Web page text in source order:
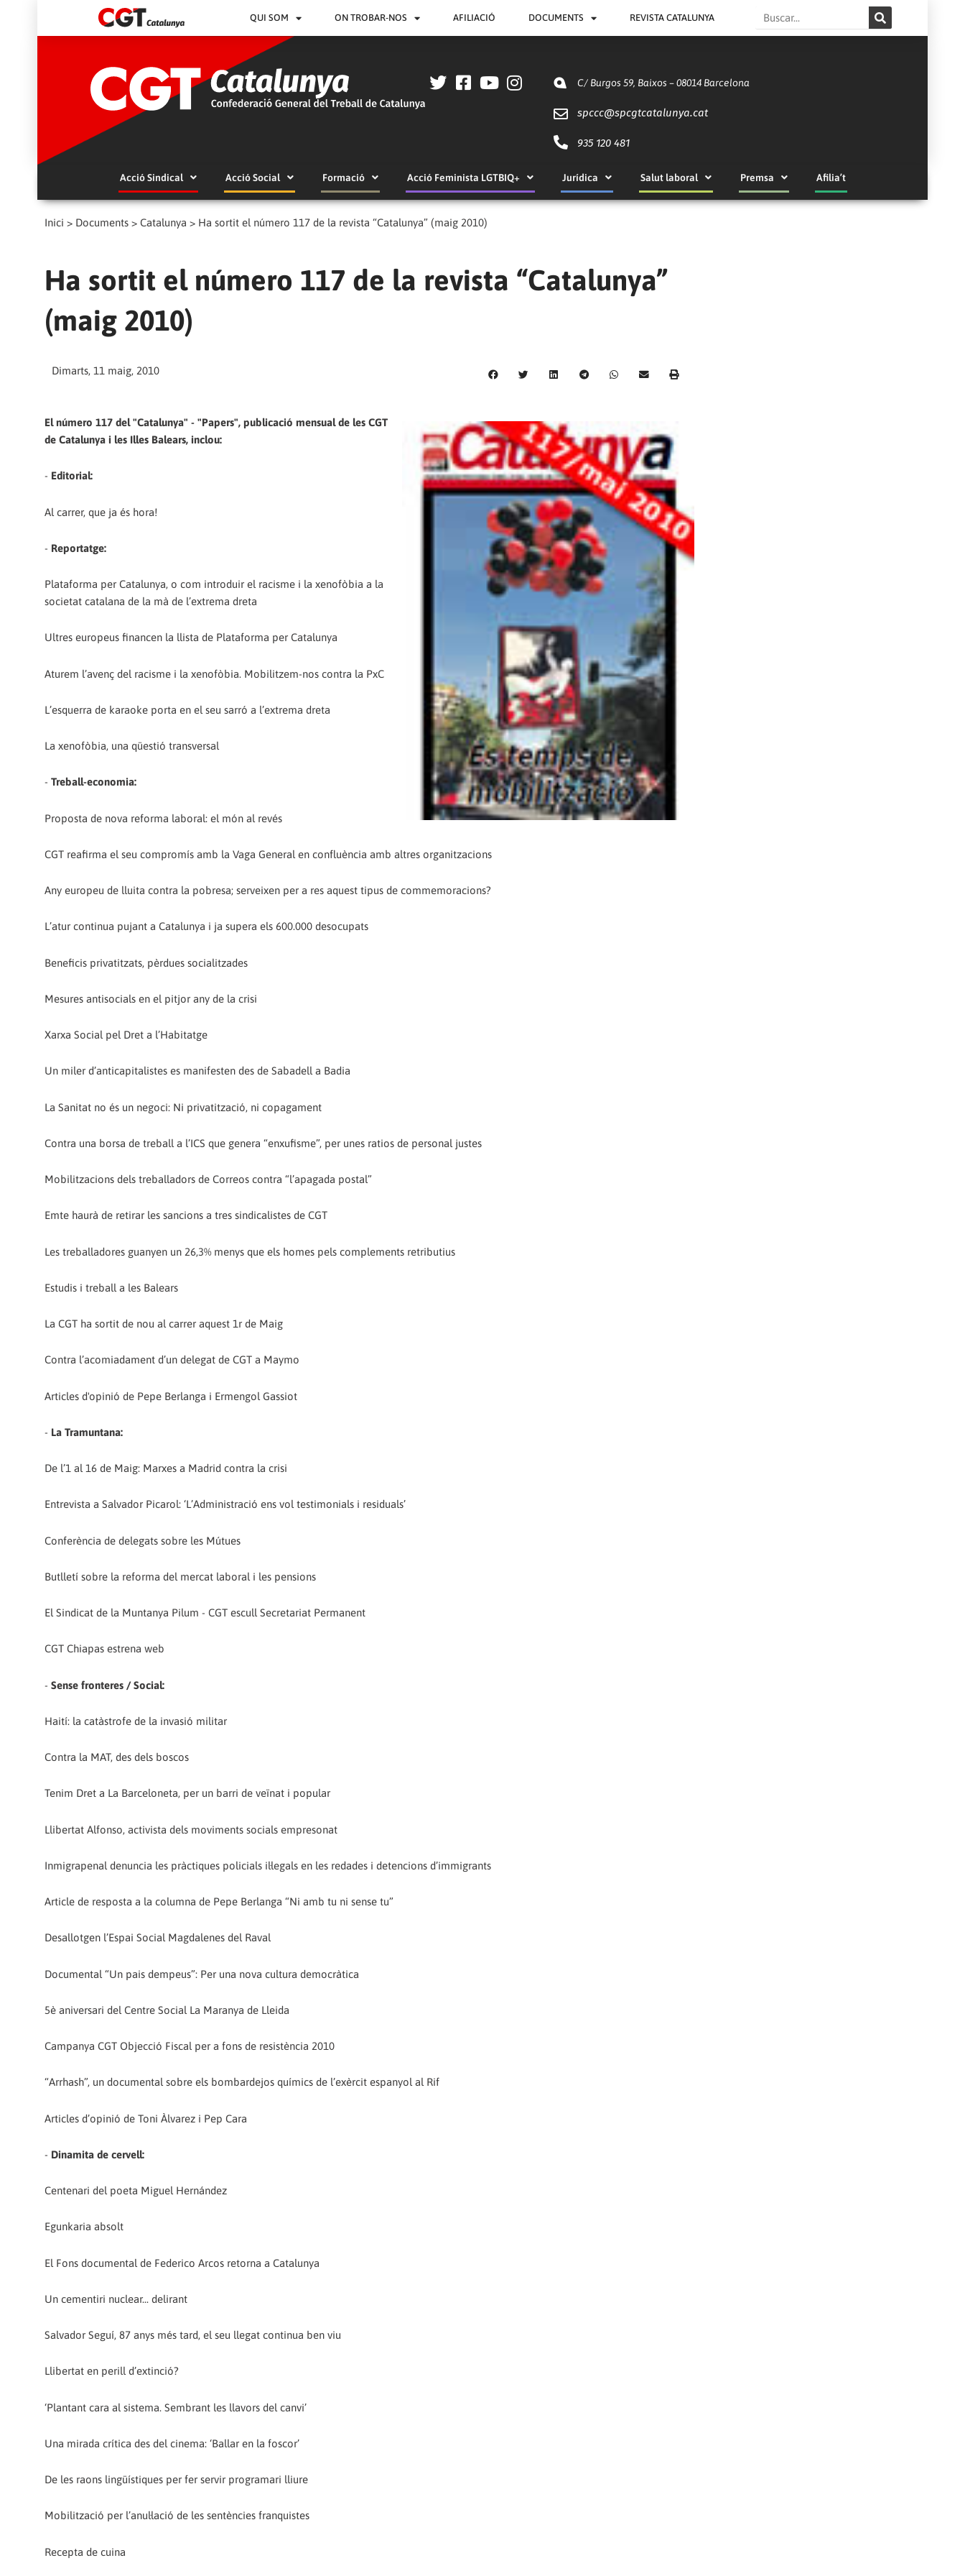
QUI SOM ON TROBAR-NOS AFILIACIÓ DOCUMENTS REVISTA CATALUNYA Search
C/ Burgos 59, Baixos – 08014 Barcelona
spccc@spcgtcatalunya.cat
935 120 481
Acció Sindical Acció Social Formació Acció Feminista LGTBIQ+ Jurídica Salut laboral Premsa Afilia’t
Inici > Documents > Catalunya > Ha sortit el número 117 de la revista “Catalunya” (maig 2010)
Ha sortit el número 117 de la revista “Catalunya”
(maig 2010)
Dimarts, 11 maig, 2010
El número 117 del "Catalunya" - "Papers", publicació mensual de les CGT
de Catalunya i les Illes Balears, inclou:
- Editorial:
Al carrer, que ja és hora!
- Reportatge:
Plataforma per Catalunya, o com introduir el racisme i la xenofòbia a la
societat catalana de la mà de l’extrema dreta
Ultres europeus financen la llista de Plataforma per Catalunya
Aturem l’avenç del racisme i la xenofòbia. Mobilitzem-nos contra la PxC
L’esquerra de karaoke porta en el seu sarró a l’extrema dreta
La xenofòbia, una qüestió transversal
- Treball-economia:
Proposta de nova reforma laboral: el món al revés
CGT reafirma el seu compromís amb la Vaga General en confluència amb altres organitzacions
Any europeu de lluita contra la pobresa; serveixen per a res aquest tipus de commemoracions?
L’atur continua pujant a Catalunya i ja supera els 600.000 desocupats
Beneficis privatitzats, pèrdues socialitzades
Mesures antisocials en el pitjor any de la crisi
Xarxa Social pel Dret a l’Habitatge
Un miler d’anticapitalistes es manifesten des de Sabadell a Badia
La Sanitat no és un negoci: Ni privatització, ni copagament
Contra una borsa de treball a l’ICS que genera “enxufisme”, per unes ratios de personal justes
Mobilitzacions dels treballadors de Correos contra “l’apagada postal”
Emte haurà de retirar les sancions a tres sindicalistes de CGT
Les treballadores guanyen un 26,3% menys que els homes pels complements retributius
Estudis i treball a les Balears
La CGT ha sortit de nou al carrer aquest 1r de Maig
Contra l’acomiadament d’un delegat de CGT a Maymo
Articles d'opinió de Pepe Berlanga i Ermengol Gassiot
- La Tramuntana:
De l’1 al 16 de Maig: Marxes a Madrid contra la crisi
Entrevista a Salvador Picarol: ‘L’Administració ens vol testimonials i residuals’
Conferència de delegats sobre les Mútues
Butlletí sobre la reforma del mercat laboral i les pensions
El Sindicat de la Muntanya Pilum - CGT escull Secretariat Permanent
CGT Chiapas estrena web
- Sense fronteres / Social:
Haití: la catàstrofe de la invasió militar
Contra la MAT, des dels boscos
Tenim Dret a La Barceloneta, per un barri de veïnat i popular
Llibertat Alfonso, activista dels moviments socials empresonat
Inmigrapenal denuncia les pràctiques policials il·legals en les redades i detencions d’immigrants
Article de resposta a la columna de Pepe Berlanga “Ni amb tu ni sense tu”
Desallotgen l’Espai Social Magdalenes del Raval
Documental “Un pais dempeus”: Per una nova cultura democràtica
5è aniversari del Centre Social La Maranya de Lleida
Campanya CGT Objecció Fiscal per a fons de resistència 2010
“Arrhash”, un documental sobre els bombardejos químics de l’exèrcit espanyol al Rif
Articles d’opinió de Toni Àlvarez i Pep Cara
- Dinamita de cervell:
Centenari del poeta Miguel Hernández
Egunkaria absolt
El Fons documental de Federico Arcos retorna a Catalunya
Un cementiri nuclear... delirant
Salvador Seguí, 87 anys més tard, el seu llegat continua ben viu
Llibertat en perill d’extinció?
‘Plantant cara al sistema. Sembrant les llavors del canvi’
Una mirada crítica des del cinema: ‘Ballar en la foscor’
De les raons lingüístiques per fer servir programari lliure
Mobilització per l’anul·lació de les sentències franquistes
Recepta de cuina